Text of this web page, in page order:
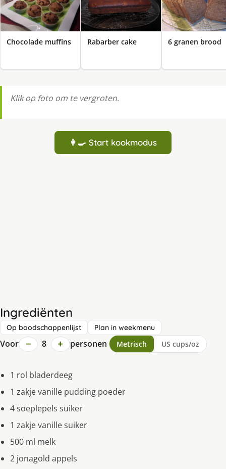
Chocolade muffins Rabarber cake 6 granen brood
Klik op foto om te vergroten.
👩‍🍳 Start kookmodus
Ingrediënten
Op boodschappenlijst Plan in weekmenu
Voor − 8 + personen Metrisch US cups/oz
1 rol bladerdeeg
1 zakje vanille pudding poeder
4 soeplepels suiker
1 zakje vanille suiker
500 ml melk
2 jonagold appels